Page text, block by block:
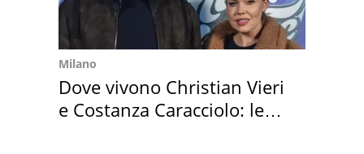
Milano
Dove vivono Christian Vieri
e Costanza Caracciolo: le